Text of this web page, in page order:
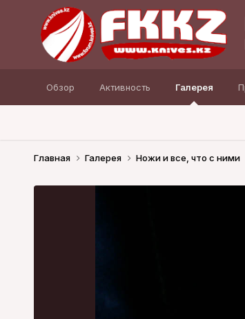
Обзор Активность Галерея
Главная Галерея Ножи и все, что с ними